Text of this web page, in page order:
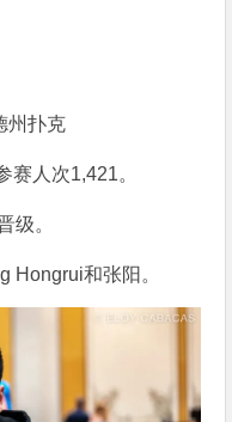
州扑克
赛人次1,421。
级。
Hongrui和张阳。